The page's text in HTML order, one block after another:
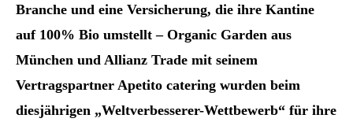
Branche und eine Versicherung, die ihre Kantine
auf 100% Bio umstellt – Organic Garden aus
München und Allianz Trade mit seinem
Vertragspartner Apetito catering wurden beim
diesjährigen „Weltverbesserer-Wettbewerb“ für ihre